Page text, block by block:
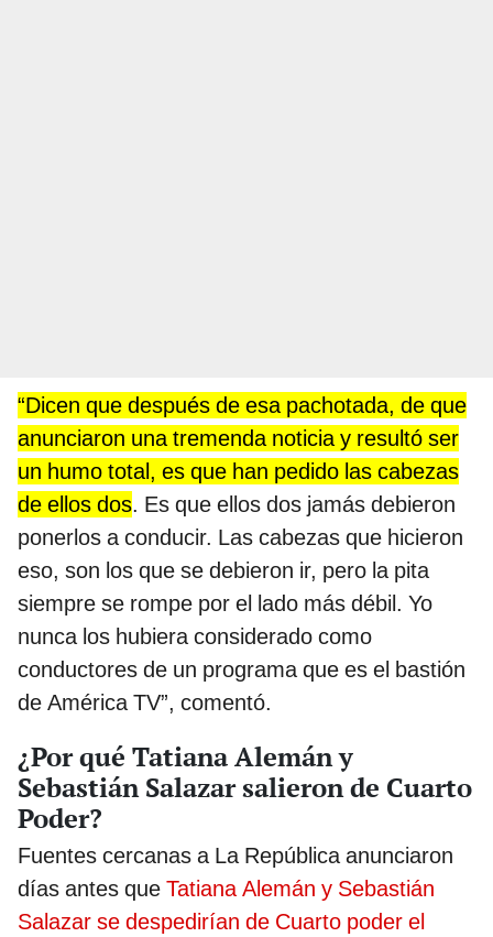
“Dicen que después de esa pachotada, de que
anunciaron una tremenda noticia y resultó ser
un humo total, es que han pedido las cabezas
de ellos dos. Es que ellos dos jamás debieron
ponerlos a conducir. Las cabezas que hicieron
eso, son los que se debieron ir, pero la pita
siempre se rompe por el lado más débil. Yo
nunca los hubiera considerado como
conductores de un programa que es el bastión
de América TV”, comentó.
¿Por qué Tatiana Alemán y
Sebastián Salazar salieron de Cuarto
Poder?
Fuentes cercanas a La República anunciaron
días antes que Tatiana Alemán y Sebastián
Salazar se despedirían de Cuarto poder el